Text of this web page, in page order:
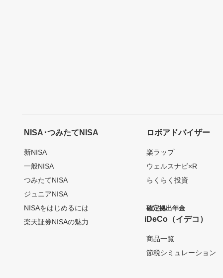
NISA･つみたてNISA
新NISA
一般NISA
つみたてNISA
ジュニアNISA
NISAをはじめるには
楽天証券NISAの魅力
ロボアドバイザー
楽ラップ
ウェルスナビ×R
らくらく投資
確定拠出年金
iDeCo（イデコ）
商品一覧
節税シミュレーション